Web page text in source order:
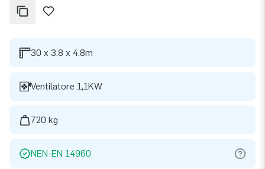
30 x 3.8 x 4.8m
Ventilatore 1,1KW
720 kg
NEN-EN 14960